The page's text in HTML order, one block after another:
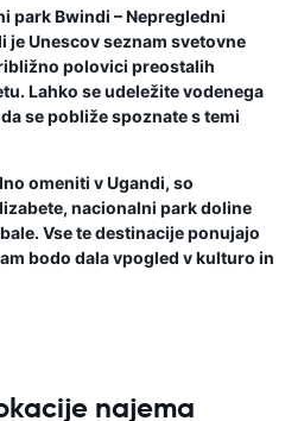
park Bwindi – Nepregledni
je Unescov seznam svetovne
polovici preostalih
Lahko se udeležite vodenega
se pobliže spoznate s temi
omeniti v Ugandi, so
nacionalni park doline
Vse te destinacije ponujajo
bodo dala vpogled v kulturo in
najema